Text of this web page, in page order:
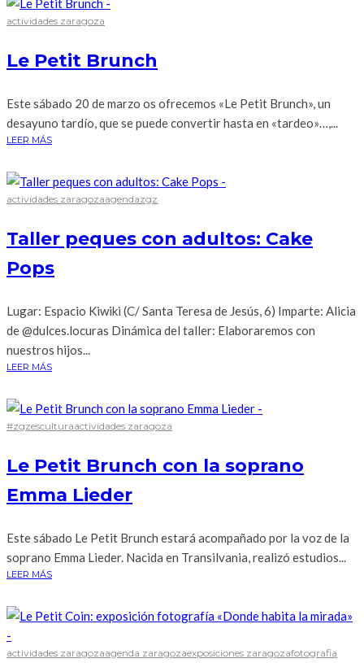
actividades zaragoza
Le Petit Brunch
Este sábado 20 de marzo os ofrecemos «Le Petit Brunch», un
desayuno tardío, que se puede convertir hasta en «tardeo»…,...
LEER MÁS
actividades zaragozaagendazgz
Taller peques con adultos: Cake
Pops
Lugar: Espacio Kiwiki (C/ Santa Teresa de Jesús, 6) Imparte: Alicia
de @dulces.locuras Dinámica del taller: Elaboraremos con
nuestros hijos...
LEER MÁS
#zgzesculturaactividades zaragoza
Le Petit Brunch con la soprano
Emma Lieder
Este sábado Le Petit Brunch estará acompañado por la voz de la
soprano Emma Lieder. Nacida en Transilvania, realizó estudios...
LEER MÁS
actividades zaragozaagenda zaragozaexposiciones zaragozafotografia